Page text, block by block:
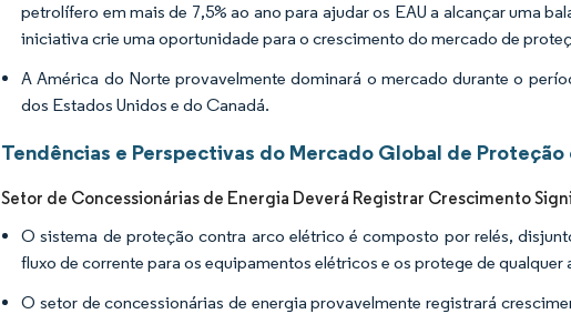
petrolífero em mais de 7,5% ao ano para ajudar os EAU a alcançar uma
iniciativa crie uma oportunidade para o crescimento do mercado de
A América do Norte provavelmente dominará o mercado durante o
dos Estados Unidos e do Canadá.
Tendências e Perspectivas do Mercado Global de
Setor de Concessionárias de Energia Deverá Registrar Crescimento
O sistema de proteção contra arco elétrico é composto por relés,
fluxo de corrente para os equipamentos elétricos e os protege de
O setor de concessionárias de energia provavelmente registrará